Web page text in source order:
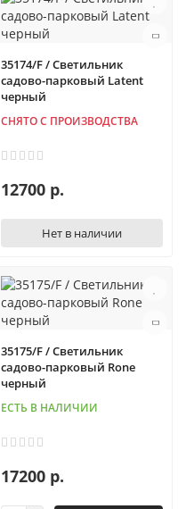
35174/F / Светильник
садово-парковый Latent
черный
СНЯТО С ПРОИЗВОДСТВА
12700 р.
Нет в наличии
35175/F / Светильник
садово-парковый Rone
черный
ЕСТЬ В НАЛИЧИИ
17200 р.